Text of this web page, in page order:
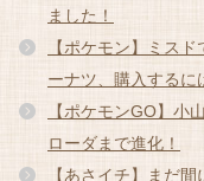
ました！
【ポケモン】ミス
ーナツ、購入するに
【ポケモンGO】小
ローダまで進化！
【あさイチ】まだ